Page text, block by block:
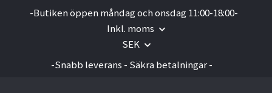
-Butiken öppen måndag och onsdag 11:00-18:00-
Inkl. moms
SEK
-Snabb leverans - Säkra betalningar -